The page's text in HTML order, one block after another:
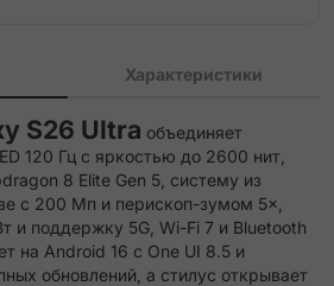
Характеристики
S26 Ultra объединяет
120 Гц с яркостью до 2600 нит,
8 Elite Gen 5, систему из
с 200 Мп и перископ-зумом 5×,
и поддержку 5G, Wi-Fi 7 и Bluetooth
на Android 16 с One UI 8.5 и
обновлений, а стилус открывает